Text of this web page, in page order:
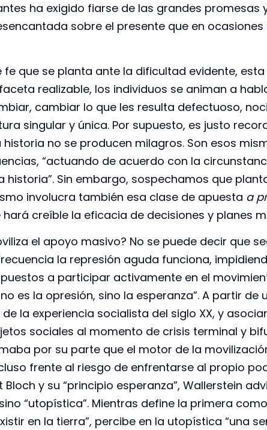
ha exigido fiarse de las grandes promesas
sobre el presente que en ocasiones
que se planta ante la dificultad evidente,
realizable, los individuos se animan a
cambiar lo que les resulta defectuoso,
singular y única. Por supuesto, es justo
no se producen milagros. Son esos
“actuando de acuerdo con la
historia”. Sin embargo, sospechamos que
involucra también esa clase de apuesta a
creíble la eficacia de decisiones y planes
el apoyo masivo? No se puede decir que
la represión aguda funciona,
a participar activamente en el
es la opresión, sino la esperanza”. A partir de
la experiencia socialista del siglo XX, y
sociales al momento de crisis terminal y
por su parte que el motor de la
frente al riesgo de enfrentarse al propio
y su “principio esperanza”, Wallerstein
“utopística”. Mientras define la primera
en la tierra”, percibe en la utopística “una